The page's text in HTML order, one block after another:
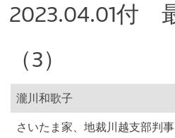
2023.04.01付
（3）
瀧川和歌子
さいたま家、地裁川越支部判事